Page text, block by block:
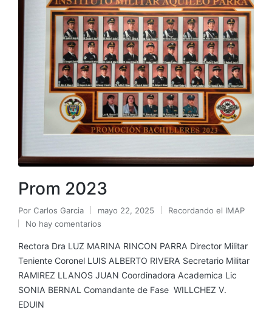
Prom 2023
Por Carlos Garcia mayo 22, 2025
Recordando el IMAP
No hay comentarios
Rectora Dra LUZ MARINA RINCON PARRA Director Militar
Teniente Coronel LUIS ALBERTO RIVERA Secretario Militar
RAMIREZ LLANOS JUAN Coordinadora Academica Lic
SONIA BERNAL Comandante de Fase WILLCHEZ V.
EDUIN